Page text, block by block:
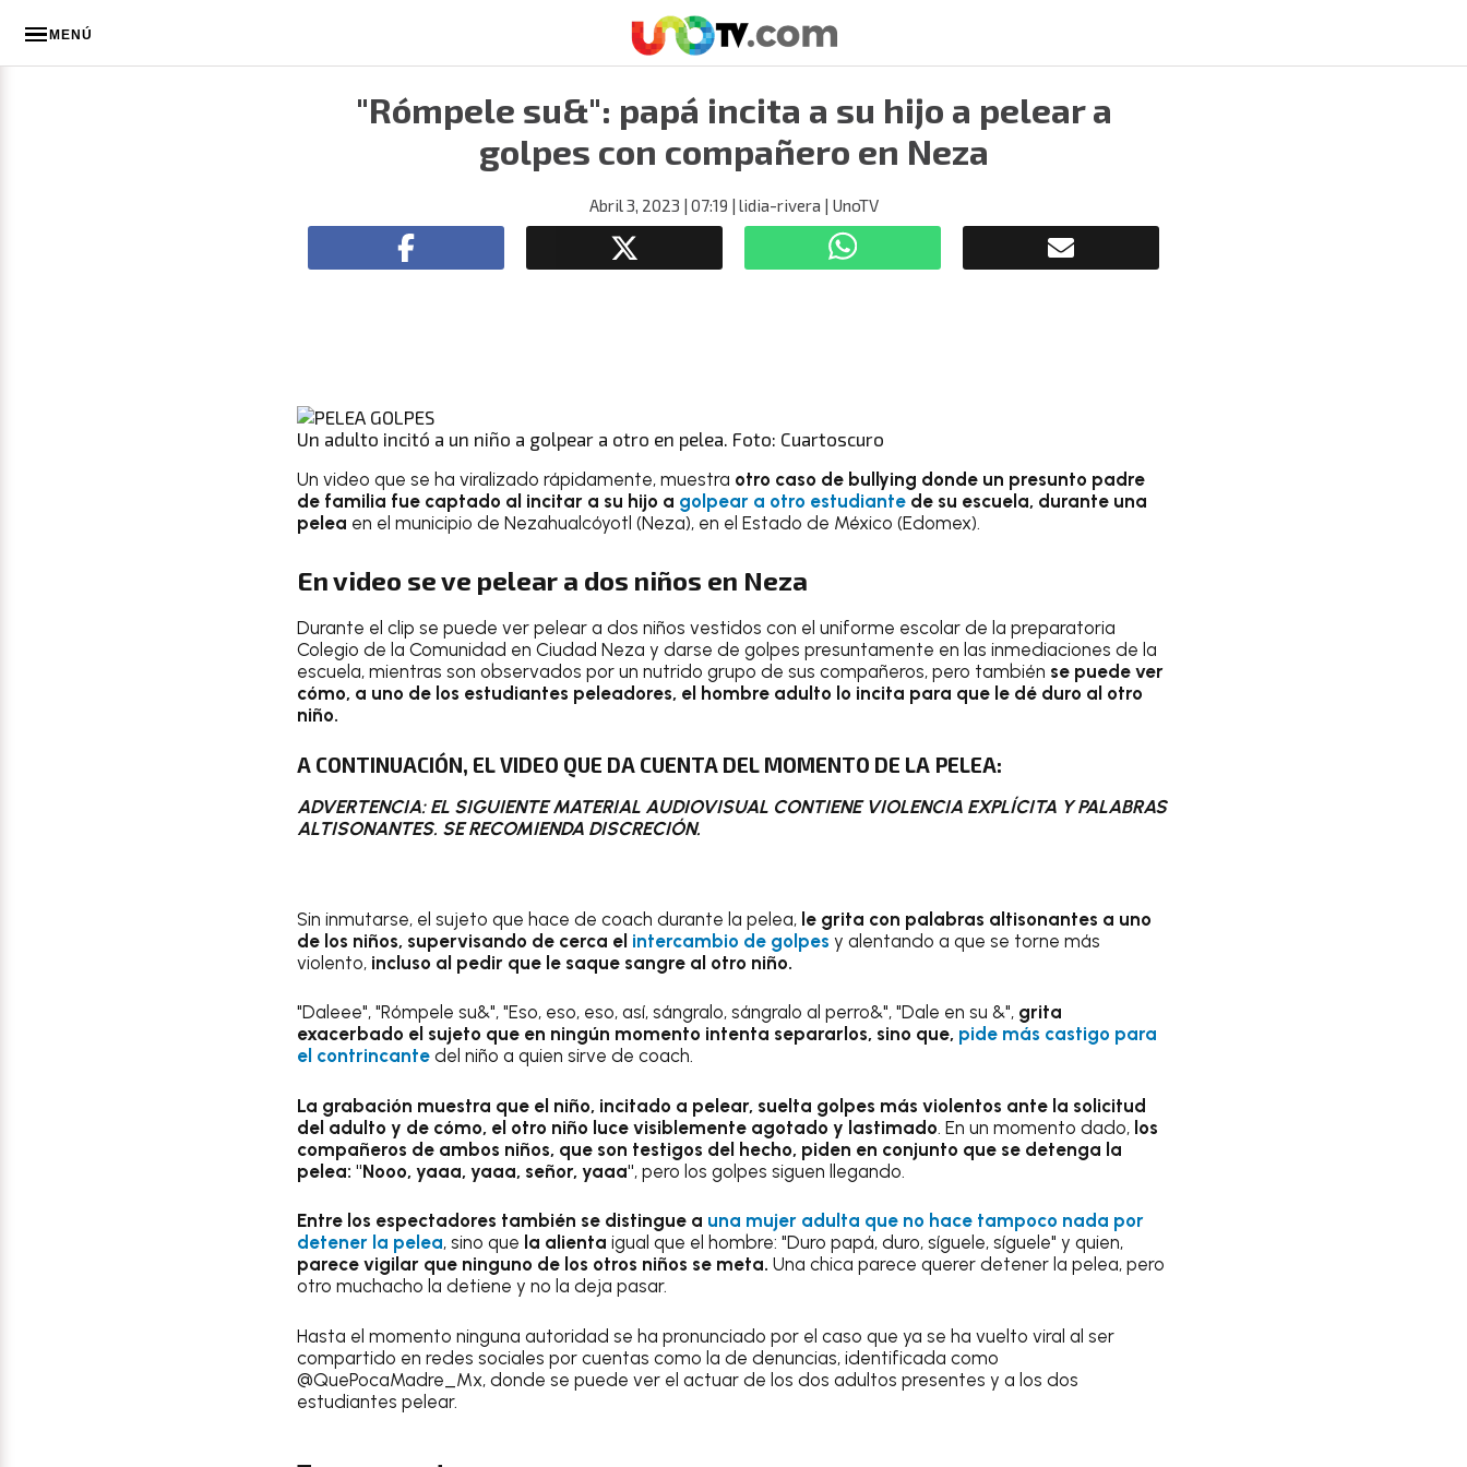
MENÚ
"Rómpele su&": papá incita a su hijo a pelear a
golpes con compañero en Neza
Abril 3, 2023 | 07:19 | lidia-rivera | UnoTV
Un adulto incitó a un niño a golpear a otro en pelea. Foto: Cuartoscuro
Un video que se ha viralizado rápidamente, muestra otro caso de bullying donde un presunto padre
de familia fue captado al incitar a su hijo a golpear a otro estudiante de su escuela, durante una
pelea en el municipio de Nezahualcóyotl (Neza), en el Estado de México (Edomex).
En video se ve pelear a dos niños en Neza
Durante el clip se puede ver pelear a dos niños vestidos con el uniforme escolar de la preparatoria
Colegio de la Comunidad en Ciudad Neza y darse de golpes presuntamente en las inmediaciones de la
escuela, mientras son observados por un nutrido grupo de sus compañeros, pero también se puede ver
cómo, a uno de los estudiantes peleadores, el hombre adulto lo incita para que le dé duro al otro
niño.
A CONTINUACIÓN, EL VIDEO QUE DA CUENTA DEL MOMENTO DE LA PELEA:
ADVERTENCIA: EL SIGUIENTE MATERIAL AUDIOVISUAL CONTIENE VIOLENCIA EXPLÍCITA Y PALABRAS
ALTISONANTES. SE RECOMIENDA DISCRECIÓN.
Sin inmutarse, el sujeto que hace de coach durante la pelea, le grita con palabras altisonantes a uno
de los niños, supervisando de cerca el intercambio de golpes y alentando a que se torne más
violento, incluso al pedir que le saque sangre al otro niño.
"Daleee", "Rómpele su&", "Eso, eso, eso, así, sángralo, sángralo al perro&", "Dale en su &", grita
exacerbado el sujeto que en ningún momento intenta separarlos, sino que, pide más castigo para
el contrincante del niño a quien sirve de coach.
La grabación muestra que el niño, incitado a pelear, suelta golpes más violentos ante la solicitud
del adulto y de cómo, el otro niño luce visiblemente agotado y lastimado. En un momento dado, los
compañeros de ambos niños, que son testigos del hecho, piden en conjunto que se detenga la
pelea: "Nooo, yaaa, yaaa, señor, yaaa", pero los golpes siguen llegando.
Entre los espectadores también se distingue a una mujer adulta que no hace tampoco nada por
detener la pelea, sino que la alienta igual que el hombre: "Duro papá, duro, síguele, síguele" y quien,
parece vigilar que ninguno de los otros niños se meta. Una chica parece querer detener la pelea, pero
otro muchacho la detiene y no la deja pasar.
Hasta el momento ninguna autoridad se ha pronunciado por el caso que ya se ha vuelto viral al ser
compartido en redes sociales por cuentas como la de denuncias, identificada como
@QuePocaMadre_Mx, donde se puede ver el actuar de los dos adultos presentes y a los dos
estudiantes pelear.